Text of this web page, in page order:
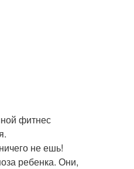
фитнес
не ешь!
ребенка. Они,